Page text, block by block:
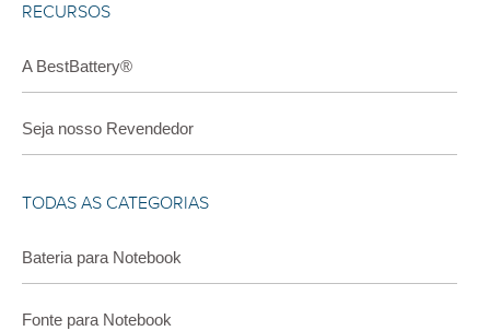
RECURSOS
A BestBattery®
Seja nosso Revendedor
TODAS AS CATEGORIAS
Bateria para Notebook
Fonte para Notebook